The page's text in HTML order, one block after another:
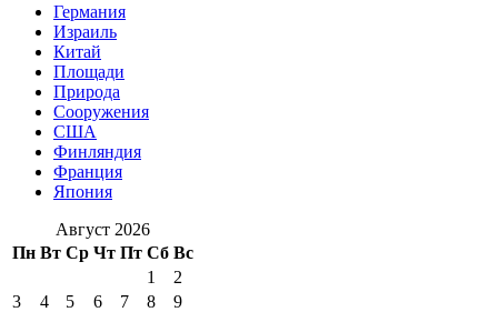
Германия
Израиль
Китай
Площади
Природа
Сооружения
США
Финляндия
Франция
Япония
Август 2026
Пн Вт Ср Чт Пт Сб Вс
1
2
3
4 5 6 7 8
9